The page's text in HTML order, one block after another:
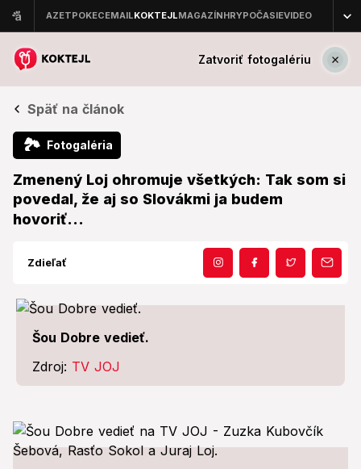
Zatvoriť fotogalériu
Späť na článok
🏞 Fotogaléria
Zmenený Loj ohromuje všetkých: Tak som si
povedal, že aj so Slovákmi ja budem
hovoriť...
Zdieľať
Šou Dobre vedieť.
Zdroj: TV JOJ